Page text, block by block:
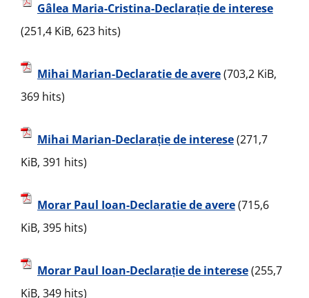
Gâlea Maria-Cristina-Declarație de interese
(251,4 KiB, 623 hits)
Mihai Marian-Declaratie de avere(703,2 KiB,
369 hits)
Mihai Marian-Declarație de interese(271,7
KiB, 391 hits)
Morar Paul Ioan-Declaratie de avere(715,6
KiB, 395 hits)
Morar Paul Ioan-Declarație de interese(255,7
KiB, 349 hits)